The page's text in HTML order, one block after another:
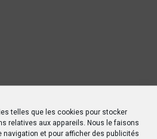
telles que les cookies pour stocker
relatives aux appareils. Nous le faisons
navigation et pour afficher des publicités